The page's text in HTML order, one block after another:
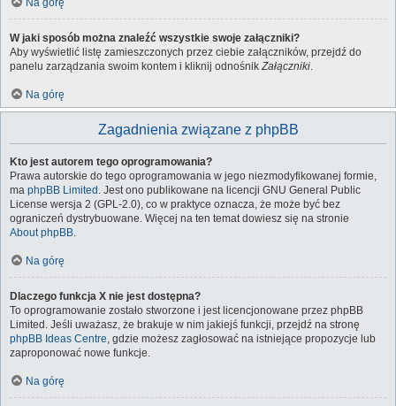
Na górę
W jaki sposób można znaleźć wszystkie swoje załączniki?
Aby wyświetlić listę zamieszczonych przez ciebie załączników, przejdź do
panelu zarządzania swoim kontem i kliknij odnośnikZałączniki.
Na górę
Zagadnienia związane z phpBB
Kto jest autorem tego oprogramowania?
Prawa autorskie do tego oprogramowania w jego niezmodyfikowanej formie,
ma phpBB Limited . Jest ono publikowane na licencji GNU General Public
License wersja 2 (GPL-2.0), co w praktyce oznacza, że może być bez
ograniczeń dystrybuowane. Więcej na ten temat dowiesz się na stronie
About phpBB.
Na górę
Dlaczego funkcja X nie jest dostępna?
To oprogramowanie zostało stworzone i jest licencjonowane przez phpBB
Limited. Jeśli uważasz, że brakuje w nim jakiejś funkcji, przejdź na stronę
phpBB Ideas Centre, gdzie możesz zagłosować na istniejące propozycje lub
zaproponować nowe funkcje.
Na górę